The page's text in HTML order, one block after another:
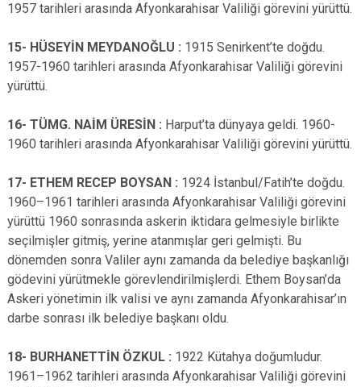
1957 tarihleri arasında Afyonkarahisar Valiliği görevini yürüttü.
15- HÜSEYİN MEYDANOĞLU : 1915 Senirkent’te doğdu.
1957-1960 tarihleri arasında Afyonkarahisar Valiliği görevini
yürüttü.
16- TÜMG. NAİM ÜRESİN : Harput’ta dünyaya geldi. 1960-
1960 tarihleri arasında Afyonkarahisar Valiliği görevini yürüttü.
17- ETHEM RECEP BOYSAN : 1924 İstanbul/Fatih’te doğdu.
1960–1961 tarihleri arasında Afyonkarahisar Valiliği görevini
yürüttü 1960 sonrasında askerin iktidara gelmesiyle birlikte
seçilmişler gitmiş, yerine atanmışlar geri gelmişti. Bu
dönemden sonra Valiler aynı zamanda da belediye başkanlığı
gödevini yürütmekle görevlendirilmişlerdi. Ethem Boysan’da
Askeri yönetimin ilk valisi ve aynı zamanda Afyonkarahisar’ın
darbe sonrası ilk belediye başkanı oldu.
18- BURHANETTİN ÖZKUL : 1922 Kütahya doğumludur.
1961–1962 tarihleri arasında Afyonkarahisar Valiliği görevini